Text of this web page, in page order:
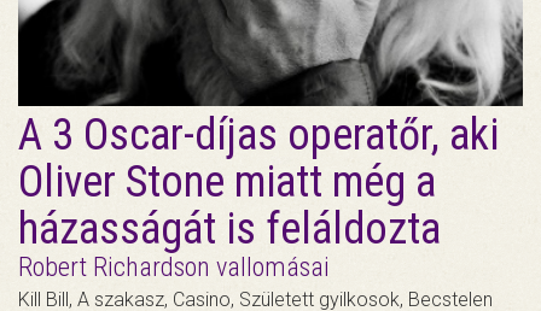
A 3 Oscar-díjas operatőr, aki
Oliver Stone miatt még a
házasságát is feláldozta
Robert Richardson vallomásai
Kill Bill, A szakasz, Casino, Született gyilkosok, Becstelen